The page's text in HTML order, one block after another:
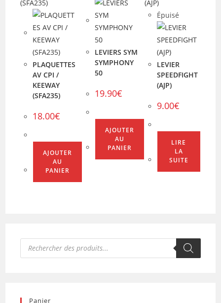
PLAQUETTES
AV CPI /
KEEWAY
(SFA235)
18.00€
AJOUTER
AU
PANIER
LEVIERS SYM
SYMPHONY
50
19.90€
AJOUTER
AU
PANIER
Épuisé
LEVIER
SPEEDFIGHT
(AJP)
9.00€
LIRE
LA
SUITE
Recherche
produits
Panier